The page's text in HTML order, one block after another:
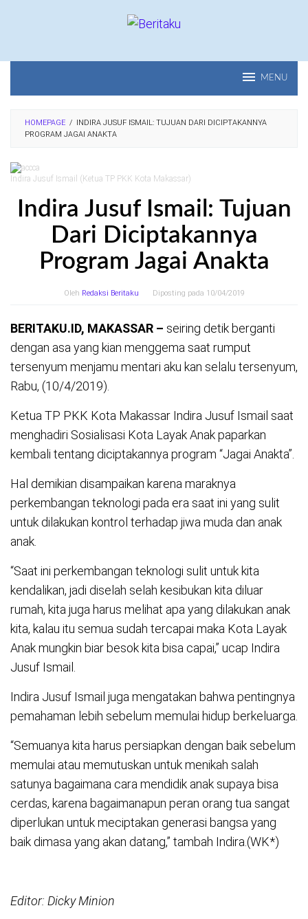
MENU
HOMEPAGE /
INDIRA JUSUF ISMAIL: TUJUAN DARI DICIPTAKANNYA
PROGRAM JAGAI ANAKTA
Indira Jusuf Ismail (Ketua TP PKK Kota Makassar)
Indira Jusuf Ismail: Tujuan
Dari Diciptakannya
Program Jagai Anakta
Oleh Redaksi Beritaku Diposting pada 10/04/2019
BERITAKU.ID, MAKASSAR – seiring detik berganti
dengan asa yang kian menggema saat rumput
tersenyum menjamu mentari aku kan selalu tersenyum,
Rabu, (10/4/2019).
Ketua TP PKK Kota Makassar Indira Jusuf Ismail saat
menghadiri Sosialisasi Kota Layak Anak paparkan
kembali tentang diciptakannya program “Jagai Anakta”.
Hal demikian disampaikan karena maraknya
perkembangan teknologi pada era saat ini yang sulit
untuk dilakukan kontrol terhadap jiwa muda dan anak
anak.
“Saat ini perkembangan teknologi sulit untuk kita
kendalikan, jadi diselah selah kesibukan kita diluar
rumah, kita juga harus melihat apa yang dilakukan anak
kita, kalau itu semua sudah tercapai maka Kota Layak
Anak mungkin biar besok kita bisa capai,” ucap Indira
Jusuf Ismail.
Indira Jusuf Ismail juga mengatakan bahwa pentingnya
pemahaman lebih sebelum memulai hidup berkeluarga.
“Semuanya kita harus persiapkan dengan baik sebelum
memulai atau memutuskan untuk menikah salah
satunya bagaimana cara mendidik anak supaya bisa
cerdas, karena bagaimanapun peran orang tua sangat
diperlukan untuk meciptakan generasi bangsa yang
baik dimasa yang akan datang,” tambah Indira.(WK*)
Editor: Dicky Minion